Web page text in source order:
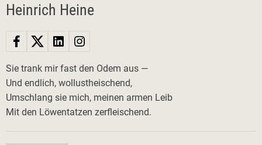
Heinrich Heine
Sie trank mir fast den Odem aus —
Und endlich, wollustheischend,
Umschlang sie mich, meinen armen Leib
Mit den Löwentatzen zerfleischend.